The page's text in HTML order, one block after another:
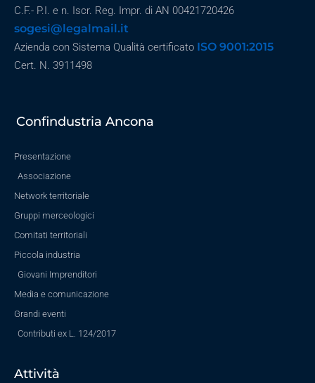
C.F.- P.I. e n. Iscr. Reg. Impr. di AN 00421720426
sogesi@legalmail.it
Azienda con Sistema Qualità certificato ISO 9001:2015
Cert. N. 3911498
Confindustria Ancona
Presentazione
Associazione
Network territoriale
Gruppi merceologici
Comitati territoriali
Piccola industria
Giovani Imprenditori
Media e comunicazione
Grandi eventi
Contributi ex L. 124/2017
Attività